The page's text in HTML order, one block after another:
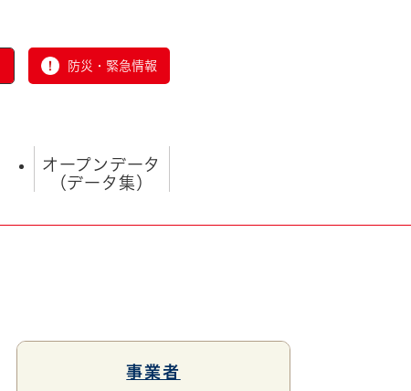
防災・緊急情報
オープンデータ
（データ集）
事業者